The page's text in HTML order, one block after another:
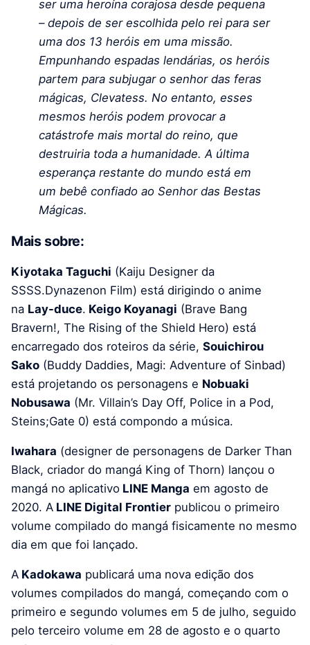
ser uma heroína corajosa desde pequena
– depois de ser escolhida pelo rei para ser
uma dos 13 heróis em uma missão.
Empunhando espadas lendárias, os heróis
partem para subjugar o senhor das feras
mágicas, Clevatess. No entanto, esses
mesmos heróis podem provocar a
catástrofe mais mortal do reino, que
destruiria toda a humanidade. A última
esperança restante do mundo está em
um bebê confiado ao Senhor das Bestas
Mágicas.
Mais sobre:
Kiyotaka Taguchi (Kaiju Designer da
SSSS.Dynazenon Film) está dirigindo o anime
na Lay-duce. Keigo Koyanagi (Brave Bang
Bravern!, The Rising of the Shield Hero) está
encarregado dos roteiros da série, Souichirou
Sako (Buddy Daddies, Magi: Adventure of Sinbad)
está projetando os personagens e Nobuaki
Nobusawa (Mr. Villain’s Day Off, Police in a Pod,
Steins;Gate 0) está compondo a música.
Iwahara (designer de personagens de Darker Than
Black, criador do mangá King of Thorn) lançou o
mangá no aplicativo LINE Manga em agosto de
2020. A LINE Digital Frontier publicou o primeiro
volume compilado do mangá fisicamente no mesmo
dia em que foi lançado.
A Kadokawa publicará uma nova edição dos
volumes compilados do mangá, começando com o
primeiro e segundo volumes em 5 de julho, seguido
pelo terceiro volume em 28 de agosto e o quarto